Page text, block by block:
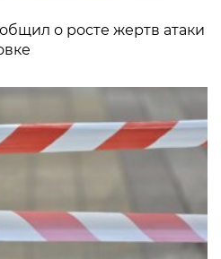
о росте жертв атаки